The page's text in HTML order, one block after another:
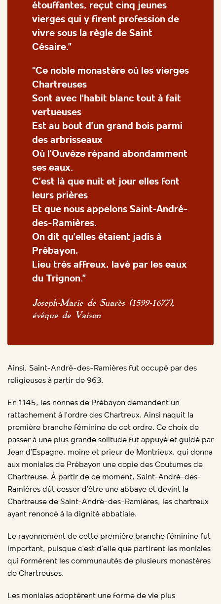
étouffantes, reçut cinq jeunes
vierges qui y firent profession de
vivre sous la règle de Saint
Césaire.”
“Ce noble monastère où les vierges
Chartreuses
Sont avec l’habit blanc tout à fait
vertueuses
Est au bout d’un grand bois parmi
des arbrisseaux
Où l’Ouvèze répand abondamment
ses eaux.
C’est là que nuit et jour elles font
leurs prières
Et que nous appelons Saint-André-
des-Ramières.
On dit qu’elles étaient jadis à
Prébayon,
Lieu très affreux, lavé par les eaux
du Trignon.”
Joseph-Marie de Suarès (1599-1677),
évêque de Vaison
Ainsi, Saint-André-des-Ramières fut occupé par des
religieuses à partir de 963.
En 1145, les nonnes de Prébayon demandent un
rattachement à l’ordre des Chartreux. Ainsi naquit la
première branche féminine de cet ordre. Ce choix de
passer à une plus grande solitude fut appuyé et guidé par
Jean d’Espagne, moine et prieur de Montrieux, qui donna
aux moniales de Prébayon une copie des Coutumes de
Chartreuse. À partir de ce moment, Saint-André-des-
Ramières dût cesser d’être une abbaye et devint la
Chartreuse de Saint-André-des-Ramières, les chartreux
ayant renoncé à la dignité abbatiale.
Le rayonnement de cette première branche féminine fut
important, puisque c’est d’elle que partirent les moniales
qui formèrent les communautés de plusieurs monastères
de Chartreuses.
Les moniales adoptèrent une forme de vie plus